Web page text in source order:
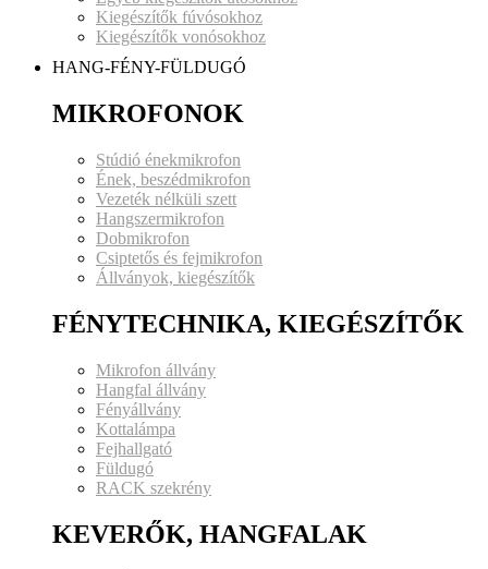
Kiegészítők fúvósokhoz
Kiegészítők vonósokhoz
HANG-FÉNY-FÜLDUGÓ
MIKROFONOK
Stúdió énekmikrofon
Ének, beszédmikrofon
Vezeték nélküli szett
Hangszermikrofon
Dobmikrofon
Csiptetős és fejmikrofon
Állványok, kiegészítők
FÉNYTECHNIKA, KIEGÉSZÍTŐK
Mikrofon állvány
Hangfal állvány
Fényállvány
Kottalámpa
Fejhallgató
Füldugó
RACK szekrény
KEVERŐK, HANGFALAK